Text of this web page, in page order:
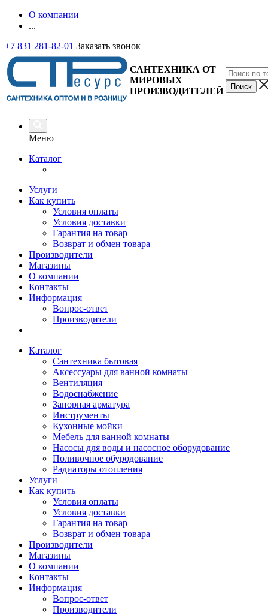
О компании
...
+7 831 281-82-01 Заказать звонок
САНТЕХНИКА ОТ
МИРОВЫХ
ПРОИЗВОДИТЕЛЕЙ
Меню
Каталог
Услуги
Как купить
Условия оплаты
Условия доставки
Гарантия на товар
Возврат и обмен товара
Производители
Магазины
О компании
Контакты
Информация
Вопрос-ответ
Производители
Каталог
Сантехника бытовая
Аксессуары для ванной комнаты
Вентиляция
Водоснабжение
Запорная арматура
Инструменты
Кухонные мойки
Мебель для ванной комнаты
Насосы для воды и насосное оборудование
Поливочное обуродование
Радиаторы отопления
Услуги
Как купить
Условия оплаты
Условия доставки
Гарантия на товар
Возврат и обмен товара
Производители
Магазины
О компании
Контакты
Информация
Вопрос-ответ
Производители